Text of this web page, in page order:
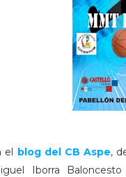
el blog del CB Aspe,
Iborra